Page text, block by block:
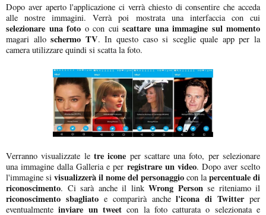
Dopo aver aperto l'applicazione ci verrà chiesto di consentire che acceda
alle nostre immagini. Verrà poi mostrata una interfaccia con cui
selezionare una foto o con cui scattare una immagine sul momento
magari alloschermo TV. In questo caso si sceglie quale app per la
camera utilizzare quindi si scatta la foto.
Verranno visualizzate letre icone per scattare una foto, per selezionare
una immagine dalla Galleria e per registrare un video. Dopo aver scelto
l'immagine si visualizzerà il nome del personaggio con lapercentuale di
riconoscimento. Ci sarà anche il link Wrong Personse riteniamo il
riconoscimento sbagliatoe comparirà anchel'icona di Twitterper
eventualmente inviare un tweetcon la foto catturata o selezionata e